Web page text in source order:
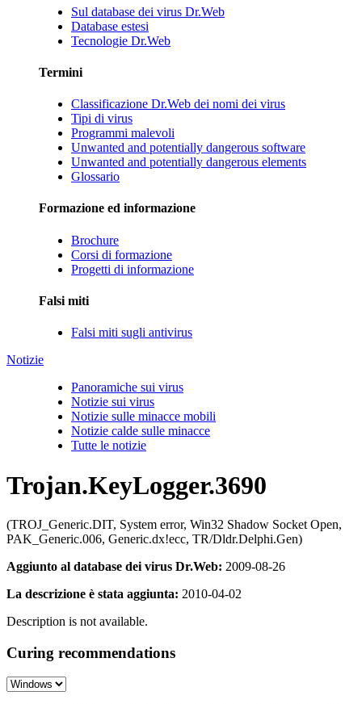
Sul database dei virus Dr.Web
Database estesi
Tecnologie Dr.Web
Termini
Classificazione Dr.Web dei nomi dei virus
Tipi di virus
Programmi malevoli
Unwanted and potentially dangerous software
Unwanted and potentially dangerous elements
Glossario
Formazione ed informazione
Brochure
Corsi di formazione
Progetti di informazione
Falsi miti
Falsi miti sugli antivirus
Notizie
Panoramiche sui virus
Notizie sui virus
Notizie sulle minacce mobili
Notizie calde sulle minacce
Tutte le notizie
Trojan.KeyLogger.3690
(TROJ_Generic.DIT, System error, Win32 Shadow Socket Open,
PAK_Generic.006, Generic.dx!ecc, TR/Dldr.Delphi.Gen)
Aggiunto al database dei virus Dr.Web: 2009-08-26
La descrizione è stata aggiunta: 2010-04-02
Description is not available.
Curing recommendations